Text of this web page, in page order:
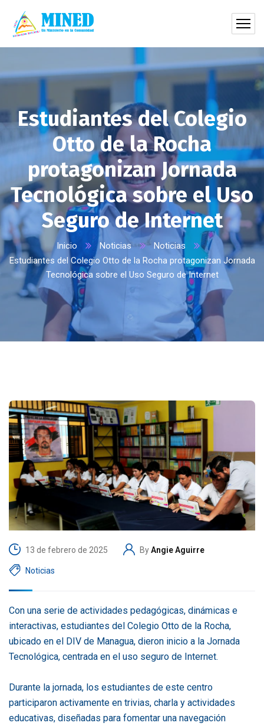
Estudiantes del Colegio
Otto de la Rocha
protagonizan Jornada
Tecnológica sobre el Uso
Seguro de Internet
Inicio Noticias
Noticias
Estudiantes del Colegio Otto de la Rocha protagonizan Jornada
Tecnológica sobre el Uso Seguro de Internet
13 de febrero de 2025 ByAngie Aguirre
Noticias
Con una serie de actividades pedagógicas, dinámicas e
interactivas, estudiantes del Colegio Otto de la Rocha,
ubicado en el DIV de Managua, dieron inicio a la Jornada
Tecnológica, centrada en el uso seguro de Internet.
Durante la jornada, los estudiantes de este centro
participaron activamente en trivias, charla y actividades
educativas, diseñadas para fomentar una navegación